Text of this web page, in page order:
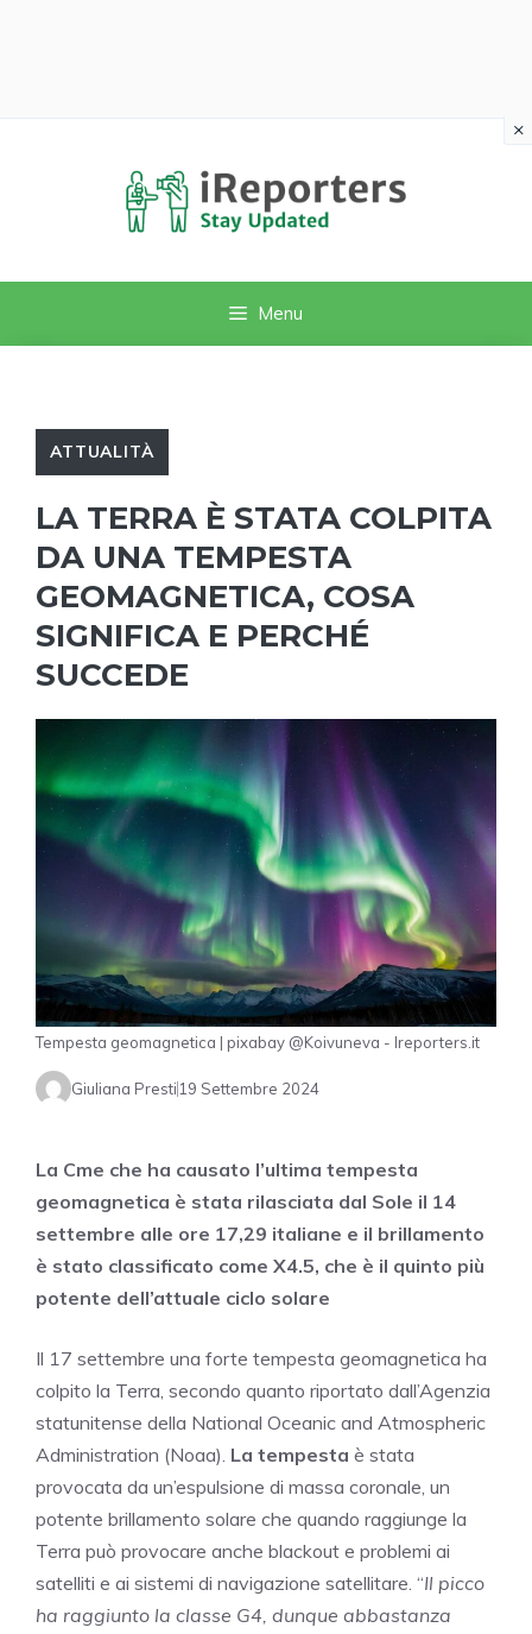
Menu
ATTUALITÀ
LA TERRA È STATA COLPITA
DA UNA TEMPESTA
GEOMAGNETICA, COSA
SIGNIFICA E PERCHÉ
SUCCEDE
Tempesta geomagnetica | pixabay @Koivuneva - Ireporters.it
Giuliana Presti 19 Settembre 2024
La Cme che ha causato l’ultima tempesta
geomagnetica è stata rilasciata dal Sole il 14
settembre alle ore 17,29 italiane e il brillamento
è stato classificato come X4.5, che è il quinto più
potente dell’attuale ciclo solare
Il 17 settembre una forte tempesta geomagnetica ha
colpito la Terra, secondo quanto riportato dall’Agenzia
statunitense della National Oceanic and Atmospheric
Administration (Noaa). La tempesta è stata
provocata da un’espulsione di massa coronale, un
potente brillamento solare che quando raggiunge la
Terra può provocare anche blackout e problemi ai
satelliti e ai sistemi di navigazione satellitare. “Il picco
ha raggiunto la classe G4, dunque abbastanza
×